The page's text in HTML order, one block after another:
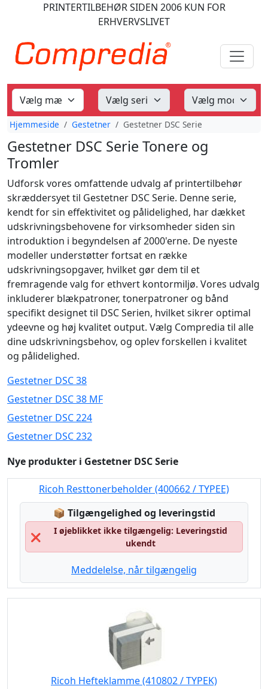
PRINTERTILBEHØRSIDEN 2006KUN FOR
ERHVERVSLIVET
Hjemmeside Gestetner Gestetner DSC Serie
Gestetner DSC Serie Tonere og
Tromler
Udforsk vores omfattende udvalg af printertilbehør
skræddersyet til Gestetner DSC Serie. Denne serie,
kendt for sin effektivitet og pålidelighed, har dækket
udskrivningsbehovene for virksomheder siden sin
introduktion i begyndelsen af 2000'erne. De nyeste
modeller understøtter fortsat en række
udskrivningsopgaver, hvilket gør dem til et
fremragende valg for ethvert kontormiljø. Vores udvalg
inkluderer blækpatroner, tonerpatroner og bånd
specifikt designet til DSC Serien, hvilket sikrer optimal
ydeevne og høj kvalitet output. Vælg Compredia til alle
dine udskrivningsbehov, og oplev forskellen i kvalitet
og pålidelighed.
Gestetner DSC 38
Gestetner DSC 38 MF
Gestetner DSC 224
Gestetner DSC 232
Nye produkter i Gestetner DSC Serie
Ricoh Resttonerbeholder (400662 / TYPEE)
📦 Lagerstatus:
Tilgængelighed og leveringstid
❌
I øjeblikket ikke tilgængelig: Leveringstid
ukendt
Meddelelse, når tilgængelig
Ricoh Hefteklamme (410802 / TYPEK)